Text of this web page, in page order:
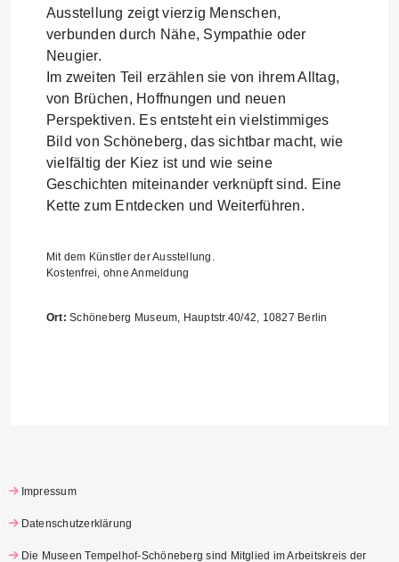
Ausstellung zeigt vierzig Menschen,
verbunden durch Nähe, Sympathie oder
Neugier.
Im zweiten Teil erzählen sie von ihrem Alltag,
von Brüchen, Hoffnungen und neuen
Perspektiven. Es entsteht ein vielstimmiges
Bild von Schöneberg, das sichtbar macht, wie
vielfältig der Kiez ist und wie seine
Geschichten miteinander verknüpft sind. Eine
Kette zum Entdecken und Weiterführen.
Mit dem Künstler der Ausstellung.
Kostenfrei, ohne Anmeldung
Ort: Schöneberg Museum, Hauptstr.40/42, 10827 Berlin
Impressum
Datenschutzerklärung
Die Museen Tempelhof-Schöneberg sind Mitglied im Arbeitskreis der